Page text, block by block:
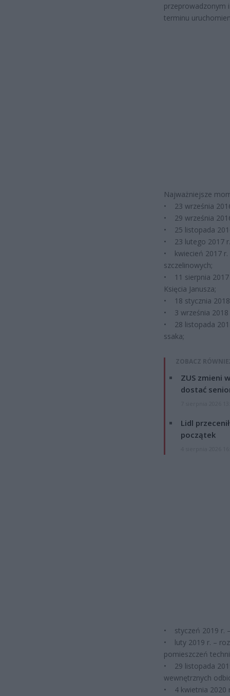
przeprowadzonym
terminu
Najważniejsze
• 23 września
• 29 września
• 25 listopada
• 23 lutego 2017
• kwiecień 2017 r.
szczelinowych;
• 11 sierpnia
Księcia Janusza;
• 18 stycznia
• 3 września 2018
• 28 listopada
ssaka;
ZOBACZ
ZUS zmieni
dostać
Lidl
początek
• styczeń 2019 r.
• luty 2019 r. –
pomieszczeń
• 29 listopada
wewnętrznych
• 4 kwietnia 2020